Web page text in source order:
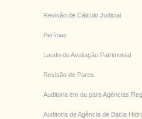
Revisão de Cálculo Judicial
Perícias
Laudo de Avaliação Patrimonial
Revisão de Pares
Auditoria em ou para Agências
Auditoria de Agência de Bacia